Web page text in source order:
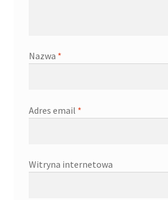
Nazwa *
Adres email *
Witryna internetowa